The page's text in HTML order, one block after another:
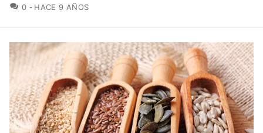
0 COMENTARIOS
HACE 9 AÑOS